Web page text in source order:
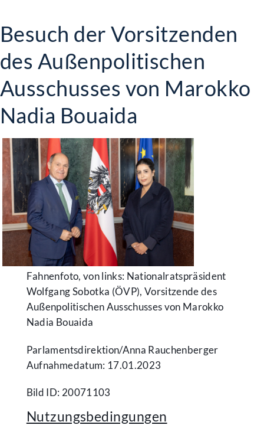
Besuch der Vorsitzenden
des Außenpolitischen
Ausschusses von Marokko
Nadia Bouaida
Fahnenfoto, von links: Nationalratspräsident
Wolfgang Sobotka (ÖVP), Vorsitzende des
Außenpolitischen Ausschusses von Marokko
Nadia Bouaida
Parlamentsdirektion/​Anna Rauchenberger
Aufnahmedatum: 17.01.2023
Bild ID: 20071103
Nutzungsbedingungen